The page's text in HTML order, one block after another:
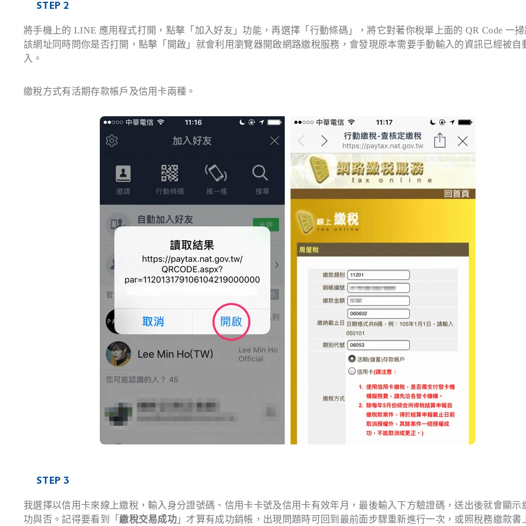
STEP 2
將手機上的 LINE 應用程式打開，點擊「加入好友」功能，再選擇「行動條碼」，將它對著你稅單上面的 QR Code 一掃
該網址同時問你是否打開，點擊「開啟」就會利用瀏覽器開啟網路繳稅服務，會發現原本需要手動輸入的資訊已經被自
入。
繳稅方式有活期存款帳戶及信用卡兩種。
STEP 3
我選擇以信用卡來線上繳稅，輸入身分證號碼、信用卡卡號及信用卡有效年月，最後輸入下方驗證碼，送出後就會顯示
功與否。記得要看到「繳稅交易成功 」才算有成功銷帳，出現問題時可回到最前面步驟重新進行一次，或照稅務繳款書